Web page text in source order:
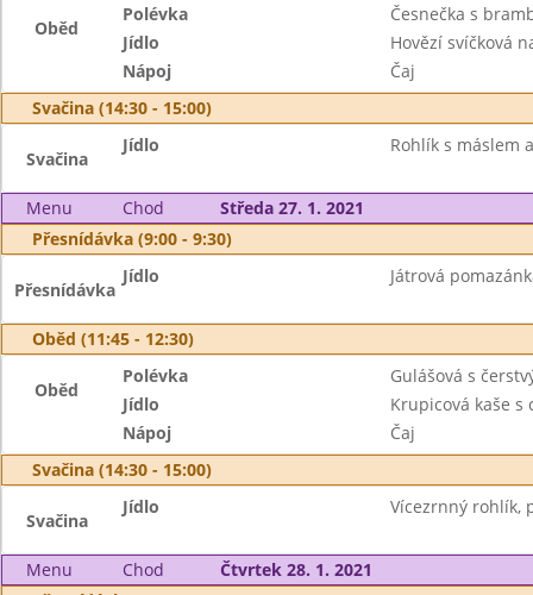
Oběd
Polévka
Česnečka s
Jídlo
Hovězí svíčková
Nápoj
Čaj
Svačina (14:30 - 15:00)
Svačina
Jídlo Rohlík s máslem
Menu Chod
Středa 27. 1. 2021
Přesnídávka (9:00 - 9:30)
Přesnídávka
Jídlo Játrová
Oběd (11:45 - 12:30)
Oběd
Polévka
Gulášová s
Jídlo
Krupicová kaše
Nápoj
Čaj
Svačina (14:30 - 15:00)
Svačina
Jídlo Vícezrnný rohlík,
Menu Chod
Čtvrtek 28. 1. 2021